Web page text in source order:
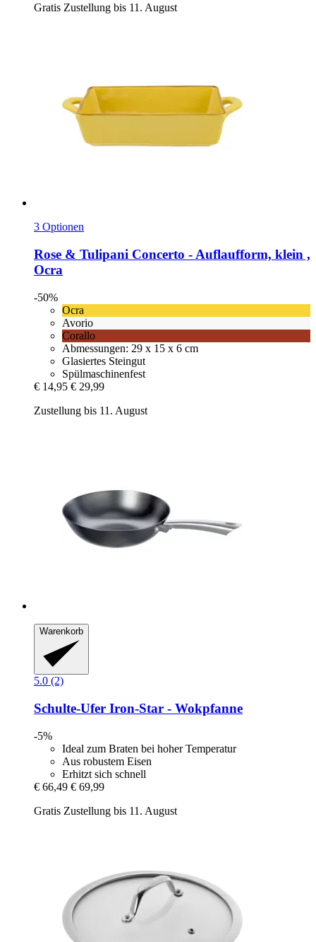
Gratis Zustellung bis 11. August
3 Optionen
Rose & Tulipani Concerto -​ Auflaufform, klein ,
Ocra
-50%
Ocra
Avorio
Corallo
Abmessungen: 29 x 15 x 6 cm
Glasiertes Steingut
Spülmaschinenfest
€ 14,95 € 29,99
Zustellung bis 11. August
Warenkorb
5.0 (2)
Schulte-Ufer Iron-​Star -​ Wokpfanne
-5%
Ideal zum Braten bei hoher Temperatur
Aus robustem Eisen
Erhitzt sich schnell
€ 66,49 € 69,99
Gratis Zustellung bis 11. August